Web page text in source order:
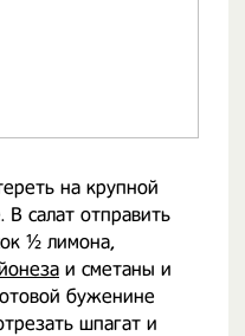
на крупной
В салат отправить
½ лимона,
и сметаны и
буженине
шпагат и